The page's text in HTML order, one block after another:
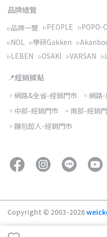
品牌總覽
▹品牌一覽 ▹PEOPLE ▹POPO-
▹NOL ▹學研Gakken
▹LEBEN ▹OSAKI ▹VARSAN
📍經銷據點
◦網路&全省-經銷門市 ◦網路-
◦中部-經銷門市
◦南部-經銷
◦麵包超人-經銷門市
Copyright © 2003-2026